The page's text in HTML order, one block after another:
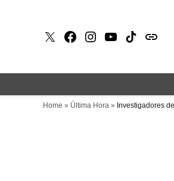
X Faceboook
Instagram
Youtube
Tiktokissuu
Home » Última Hora » Investigadores